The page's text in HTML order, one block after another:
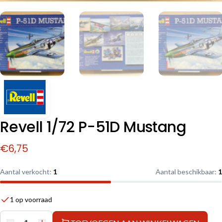
Revell 1/72 P-51D Mustang
€6,75
Aantal verkocht: 1 Aantal beschikbaar: 1
1 op voorraad